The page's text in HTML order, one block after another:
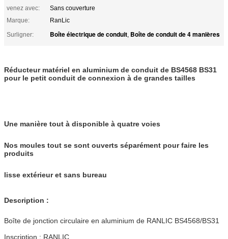
venez avec:
Sans couverture
Marque:
RanLic
Surligner:
Boîte électrique de conduit, Boîte de conduit de 4 manières
Réducteur matériel en aluminium de conduit de BS4568 BS31
pour le petit conduit de connexion à de grandes tailles
Une manière tout à disponible à quatre voies
Nos moules tout se sont ouverts séparément pour faire les
produits
lisse extérieur et sans bureau
Description :
Boîte de jonction circulaire en aluminium de RANLIC BS4568/BS31
Inscription : RANLIC